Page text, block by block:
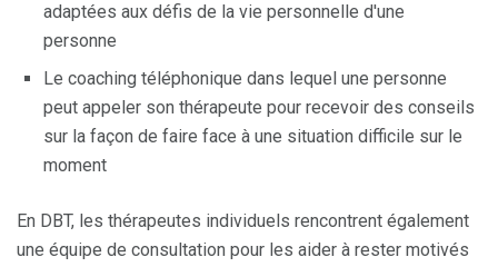
adaptées aux défis de la vie personnelle d'une
personne
Le coaching téléphonique dans lequel une personne
peut appeler son thérapeute pour recevoir des conseils
sur la façon de faire face à une situation difficile sur le
moment
En DBT, les thérapeutes individuels rencontrent également
une équipe de consultation pour les aider à rester motivés